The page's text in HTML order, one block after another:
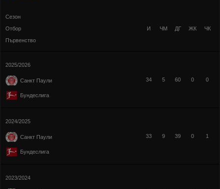
Сезон
Отбор
Първенство
И ЧМ ДГ ЖК ЧК
2025/2026
Санкт Паули
Бундеслига
34 5 60 0 0
2024/2025
Санкт Паули
Бундеслига
33 9 39 0 1
2023/2024